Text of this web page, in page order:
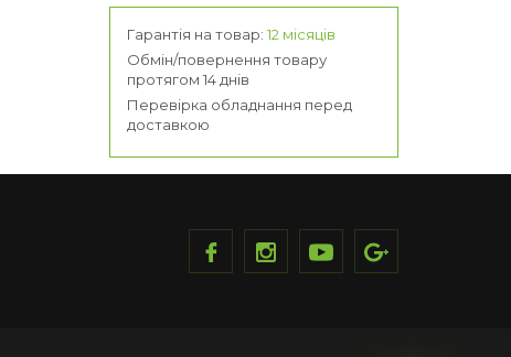
Гарантія на товар: 12 місяців
Обмін/повернення товару
протягом 14 днів
Перевірка обладнання перед
доставкою